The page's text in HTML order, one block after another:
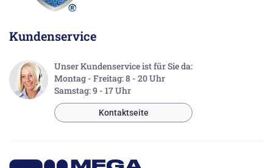
Kundenservice
Unser Kundenservice ist für Sie da:
Montag - Freitag: 8 - 20 Uhr
Samstag: 9 - 17 Uhr
Kontaktseite